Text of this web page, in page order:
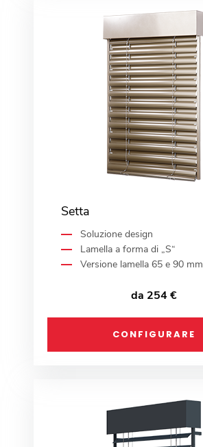
Setta
Soluzione design
Lamella a forma di „S“
Versione lamella 65 e 90 mm
da 254 €
CONFIGURARE